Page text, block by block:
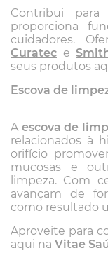
Contribui
proporciona
cuidadores.
Curatec e
seus produtos
Escova de
A escova de
relacionados à
orifício
mucosas e
limpeza. Com
avançam de
como resultado
Aproveite para
aqui na Vitae